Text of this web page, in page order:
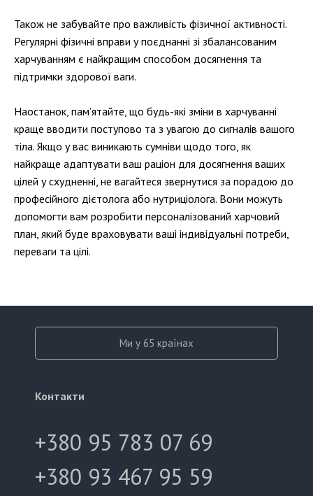
Також не забувайте про важливість фізичної активності.
Регулярні фізичні вправи у поєднанні зі збалансованим
харчуванням є найкращим способом досягнення та
підтримки здорової ваги.
Наостанок, пам’ятайте, що будь-які зміни в харчуванні
краще вводити поступово та з увагою до сигналів вашого
тіла. Якщо у вас виникають сумніви щодо того, як
найкраще адаптувати ваш раціон для досягнення ваших
цілей у схудненні, не вагайтеся звернутися за порадою до
професійного дієтолога або нутриціолога. Вони можуть
допомогти вам розробити персоналізований харчовий
план, який буде враховувати ваші індивідуальні потреби,
переваги та цілі.
Ми у 65 країнах
Контакти
+380 95 783 07 69
+380 93 467 95 59